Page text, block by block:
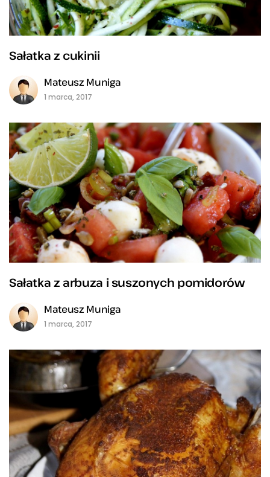
Sałatka z cukinii
Mateusz Muniga
1 marca, 2017
Sałatka z arbuza i suszonych pomidorów
Mateusz Muniga
1 marca, 2017